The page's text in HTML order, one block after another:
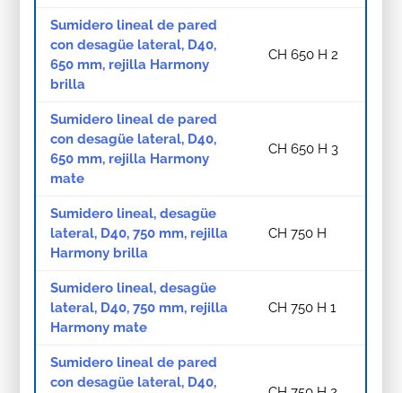
Sumidero lineal de pared
con desagüe lateral, D40,
650 mm, rejilla Harmony
brilla
CH 650 H 2
Sumidero lineal de pared
con desagüe lateral, D40,
650 mm, rejilla Harmony
mate
CH 650 H 3
Sumidero lineal, desagüe
lateral, D40, 750 mm, rejilla
Harmony brilla
CH 750 H
Sumidero lineal, desagüe
lateral, D40, 750 mm, rejilla
Harmony mate
CH 750 H 1
Sumidero lineal de pared
con desagüe lateral, D40,